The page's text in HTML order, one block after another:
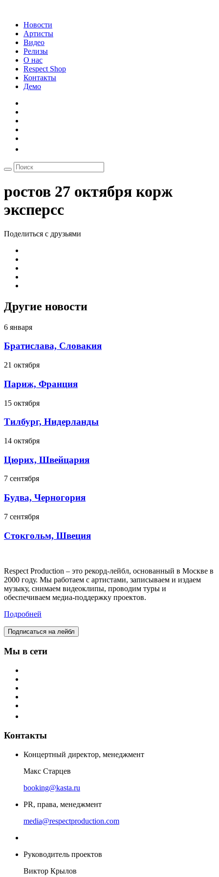
Новости
Артисты
Видео
Релизы
О нас
Respect Shop
Контакты
Демо
ростов 27 октября корж
эксперсс
Поделиться с друзьями
Другие новости
6 января
Братислава, Словакия
21 октября
Париж, Франция
15 октября
Тилбург, Нидерланды
14 октября
Цюрих, Швейцария
7 сентября
Будва, Черногория
7 сентября
Стокгольм, Швеция
Respect Production – это рекорд-лейбл, основанный в Москве в
2000 году. Мы работаем с артистами, записываем и издаем
музыку, снимаем видеоклипы, проводим туры и
обеспечиваем медиа-поддержку проектов.
Подробней
Подписаться на лейбл
Мы в сети
Контакты
Концертный директор, менеджмент
Макс Старцев
booking@kasta.ru
PR, права, менеджмент
media@respectproduction.com
Руководитель проектов
Виктор Крылов